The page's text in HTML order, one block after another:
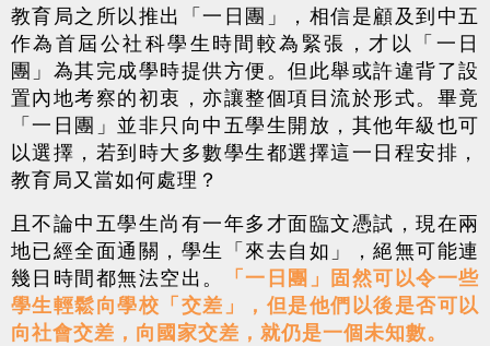
教育局之所以推出「一日團」，相信是顧及到中五
作為首屆公社科學生時間較為緊張，才以「一日
團」為其完成學時提供方便。但此舉或許違背了設
置內地考察的初衷，亦讓整個項目流於形式。畢竟
「一日團」並非只向中五學生開放，其他年級也可
以選擇，若到時大多數學生都選擇這一日程安排，
教育局又當如何處理？
且不論中五學生尚有一年多才面臨文憑試，現在兩
地已經全面通關，學生「來去自如」，絕無可能連
幾日時間都無法空出。
「一日團」固然可以令一些
學生輕鬆向學校「交差」，但是他們以後是否可以
向社會交差，向國家交差，就仍是一個未知數。